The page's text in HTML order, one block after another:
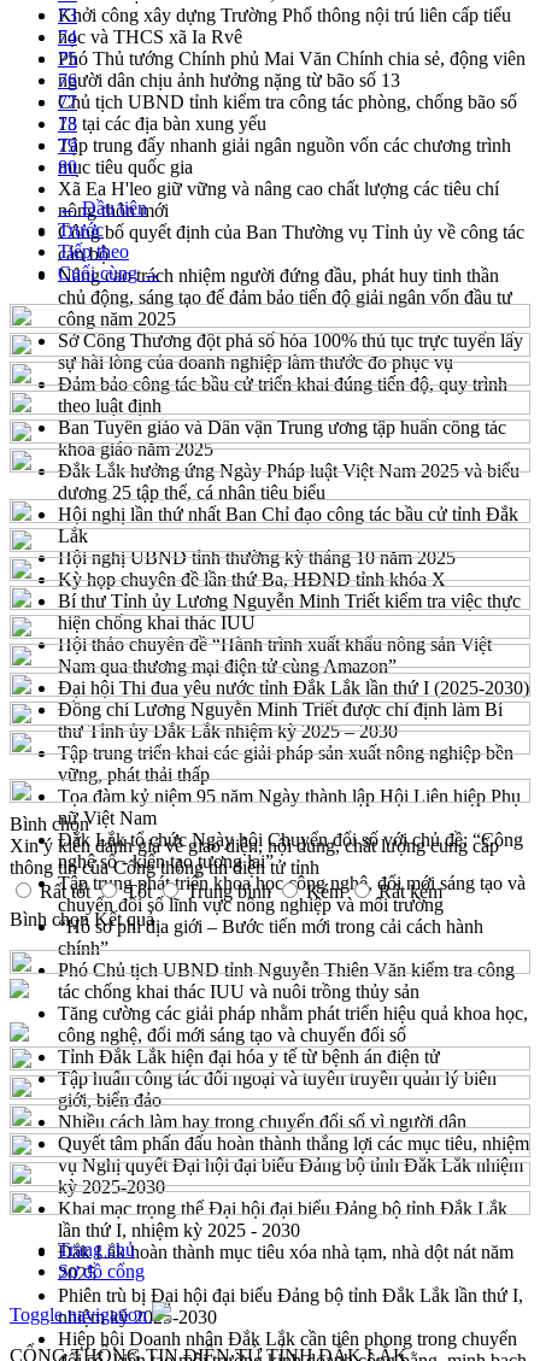
Khởi công xây dựng Trường Phổ thông nội trú liên cấp tiểu
học và THCS xã Ia Rvê
Phó Thủ tướng Chính phủ Mai Văn Chính chia sẻ, động viên
người dân chịu ảnh hưởng nặng từ bão số 13
Chủ tịch UBND tỉnh kiểm tra công tác phòng, chống bão số
13 tại các địa bàn xung yếu
Tập trung đẩy nhanh giải ngân nguồn vốn các chương trình
mục tiêu quốc gia
Xã Ea H'leo giữ vững và nâng cao chất lượng các tiêu chí
nông thôn mới
Công bố quyết định của Ban Thường vụ Tỉnh ủy về công tác
cán bộ
Nâng cao trách nhiệm người đứng đầu, phát huy tinh thần
chủ động, sáng tạo để đảm bảo tiến độ giải ngân vốn đầu tư
công năm 2025
Sở Công Thương đột phá số hóa 100% thủ tục trực tuyến lấy
sự hài lòng của doanh nghiệp làm thước đo phục vụ
Đảm bảo công tác bầu cử triển khai đúng tiến độ, quy trình
theo luật định
Ban Tuyên giáo và Dân vận Trung ương tập huấn công tác
khoa giáo năm 2025
Đắk Lắk hưởng ứng Ngày Pháp luật Việt Nam 2025 và biểu
dương 25 tập thể, cá nhân tiêu biểu
Hội nghị lần thứ nhất Ban Chỉ đạo công tác bầu cử tỉnh Đắk
Lắk
Hội nghị UBND tỉnh thường kỳ tháng 10 năm 2025
Kỳ họp chuyên đề lần thứ Ba, HĐND tỉnh khóa X
Bí thư Tỉnh ủy Lương Nguyễn Minh Triết kiểm tra việc thực
hiện chống khai thác IUU
Hội thảo chuyên đề “Hành trình xuất khẩu nông sản Việt
Nam qua thương mại điện tử cùng Amazon”
Đại hội Thi đua yêu nước tỉnh Đắk Lắk lần thứ I (2025-2030)
Đồng chí Lương Nguyễn Minh Triết được chỉ định làm Bí
thư Tỉnh ủy Đắk Lắk nhiệm kỳ 2025 – 2030
Tập trung triển khai các giải pháp sản xuất nông nghiệp bền
vững, phát thải thấp
Tọa đàm kỷ niệm 95 năm Ngày thành lập Hội Liên hiệp Phụ
nữ Việt Nam
Đắk Lắk tổ chức Ngày hội Chuyển đổi số với chủ đề: “Công
nghệ số - kiến tạo tương lai”
Tập trung phát triển khoa học công nghệ, đổi mới sáng tạo và
chuyển đổi số lĩnh vực nông nghiệp và môi trường
“Hồ sơ phi địa giới – Bước tiến mới trong cải cách hành
chính”
Phó Chủ tịch UBND tỉnh Nguyễn Thiên Văn kiểm tra công
tác chống khai thác IUU và nuôi trồng thủy sản
Tăng cường các giải pháp nhằm phát triển hiệu quả khoa học,
công nghệ, đổi mới sáng tạo và chuyển đổi số
Tỉnh Đắk Lắk hiện đại hóa y tế từ bệnh án điện tử
Tập huấn công tác đối ngoại và tuyên truyền quản lý biên
giới, biển đảo
Nhiều cách làm hay trong chuyển đổi số vì người dân
Quyết tâm phấn đấu hoàn thành thắng lợi các mục tiêu, nhiệm
vụ Nghị quyết Đại hội đại biểu Đảng bộ tỉnh Đắk Lắk nhiệm
kỳ 2025-2030
Khai mạc trọng thể Đại hội đại biểu Đảng bộ tỉnh Đắk Lắk
lần thứ I, nhiệm kỳ 2025 - 2030
Đắk Lắk hoàn thành mục tiêu xóa nhà tạm, nhà dột nát năm
2025
Phiên trù bị Đại hội đại biểu Đảng bộ tỉnh Đắk Lắk lần thứ I,
nhiệm kỳ 2025-2030
Hiệp hội Doanh nhân Đắk Lắk cần tiên phong trong chuyển
73
74
75
76
77
78
79
80
← Đầu tiên
Trước
Tiếp theo
Cuối cùng →
Bình chọn
Xin ý kiến đánh giá về giao diện, nội dung, chất lượng cung cấp
thông tin của Cổng thông tin điện tử tỉnh
Rất tốt
Tốt Trung bình Kém
Rất kém
Bình chọnKết quả
Trang chủ
Sơ đồ cổng
Toggle navigation
CỔNG THÔNG TIN ĐIỆN TỬ TỈNH ĐẮK LẮK